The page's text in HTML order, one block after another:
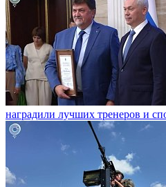
наградили лучших тренеров и